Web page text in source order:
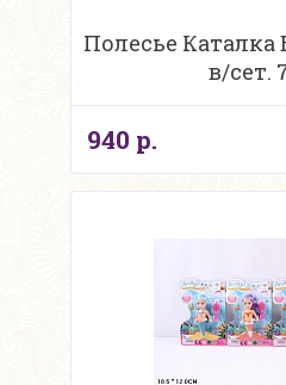
Полесье
в/сет.
940 р.